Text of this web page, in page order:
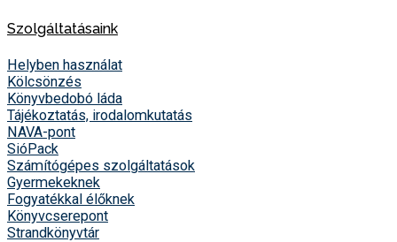
Szolgáltatásaink
Helyben használat
Kölcsönzés
Könyvbedobó láda
Tájékoztatás, irodalomkutatás
NAVA-pont
SióPack
Számítógépes szolgáltatások
Gyermekeknek
Fogyatékkal élőknek
Könyvcserepont
Strandkönyvtár